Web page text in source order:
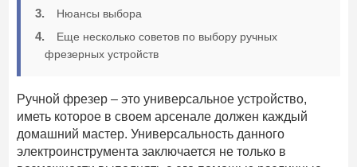
Нюансы выбора
Еще несколько советов по выбору ручных
фрезерных устройств
Ручной фрезер – это универсальное устройство,
иметь которое в своем арсенале должен каждый
домашний мастер. Универсальность данного
электроинструмента заключается не только в